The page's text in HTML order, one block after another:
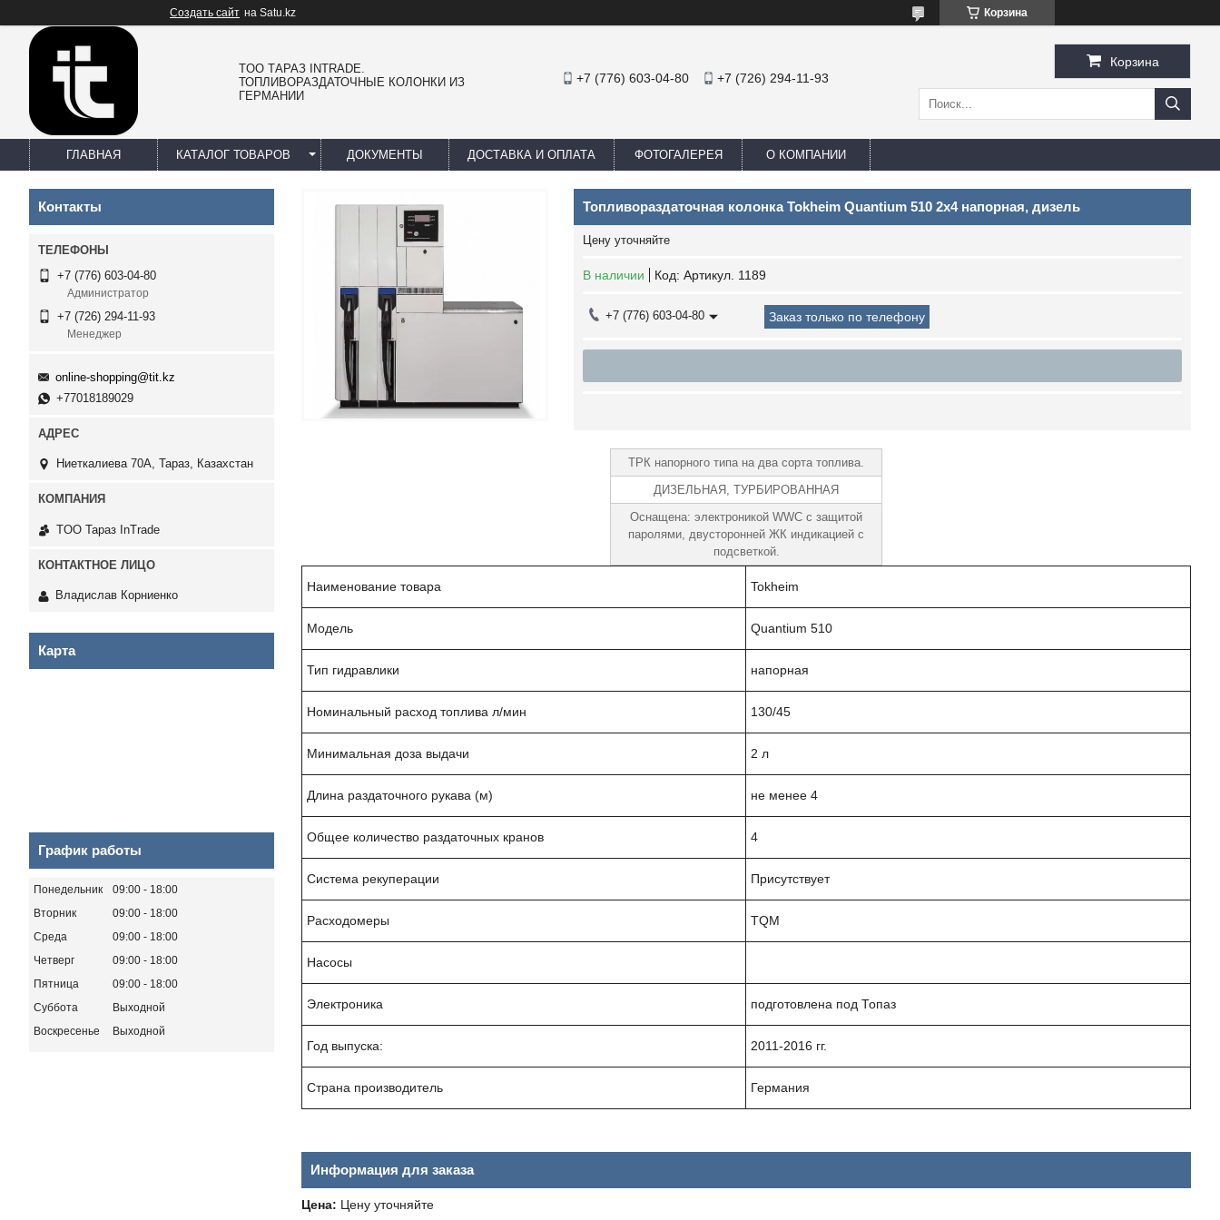
Создать сайт на Satu.kz Корзина
TOO ТАРАЗ INTRADE.
ТОПЛИВОРАЗДАТОЧНЫЕ КОЛОНКИ ИЗ
ГЕРМАНИИ
+7 (776) 603-04-80 +7 (726) 294-11-93
Корзина
ГЛАВНАЯ КАТАЛОГ ТОВАРОВ ДОКУМЕНТЫ ДОСТАВКА И ОПЛАТА ФОТОГАЛЕРЕЯ О КОМПАНИИ
Топливораздаточная колонка Tokheim Quantium 510 2х4 напорная, дизель
Цену уточняйте
В наличии Код: Артикул. 1189
+7 (776) 603-04-80 Заказ только по телефону
ТРК напорного типа на два сорта топлива.
ДИЗЕЛЬНАЯ, ТУРБИРОВАННАЯ
Оснащена: электроникой WWC с защитой
паролями, двусторонней ЖК индикацией с
подсветкой.
Наименование товара Tokheim
Модель Quantium 510
Тип гидравлики напорная
Номинальный расход топлива л/мин 130/45
Минимальная доза выдачи 2 л
Длина раздаточного рукава (м) не менее 4
Общее количество раздаточных кранов 4
Система рекуперации Присутствует
Расходомеры TQM
Насосы
Электроника подготовлена под Топаз
Год выпуска: 2011-2016 гг.
Страна производитель Германия
Информация для заказа
Цена: Цену уточняйте
Контакты
+7 (776) 603-04-80
Администратор
+7 (726) 294-11-93
Менеджер
online-shopping@tit.kz
+77018189029
Ниеткалиева 70А, Тараз, Казахстан
TOO Тараз InTrade
Владислав Корниенко
Карта
График работы
Понедельник 09:00
18:00
Вторник
09:00
18:00
Среда
09:00
18:00
Четверг
09:00
18:00
Пятница
09:00
18:00
Суббота
Выходной
Воскресенье
Выходной